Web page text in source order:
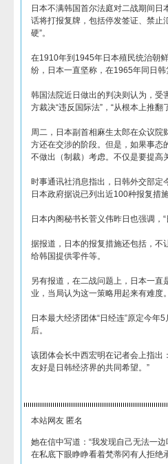
日本不满韩国首尔法庭对二战期间
话将打报复牌，包括停发签证、禁止
硬”。
在1910年到1945年日本殖民统治朝
纷，日本一直坚称，在1965年同日
韩国法院近日做出的判决则认为，受
方裁决“违反国际法”，“从根本上推翻
周二，日本副首相麻生太郎在众议院
方还在交涉的阶段。但是，如果事态
不做出（制裁）考虑。不仅是要提高
时事通讯社消息指出，日韩外交部
日本政府据说已列出近100种报复措
日本内阁秘书长菅义伟昨日也强调，
据报道，日本的报复措施还包括，不
给韩国提供零件等。
另有报道，在二战问题上，日本一直
业，当局认为这一策略用起来有难度。
日本最大经济团体“日经连”原定今年
后。
该团体会长中西宏明在记者会上指出
友好是日韩经济界的共同希望。”
本站网友 匿名
她在信中写道：“我发现自己无法一
在私底下眼睁睁看着梵蒂冈有人拒绝